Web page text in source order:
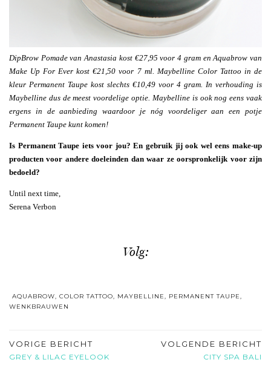
DipBrow Pomade van Anastasia kost €27,95 voor 4 gram en Aquabrow van
Make Up For Ever kost €21,50 voor 7 ml. Maybelline Color Tattoo in de
kleur Permanent Taupe kost slechts €10,49 voor 4 gram. In verhouding is
Maybelline dus de meest voordelige optie. Maybelline is ook nog eens vaak
ergens in de aanbieding waardoor je nóg voordeliger aan een potje
Permanent Taupe kunt komen!
Is Permanent Taupe iets voor jou? En gebruik jij ook wel eens make-up
producten voor andere doeleinden dan waar ze oorspronkelijk voor zijn
bedoeld?
Until next time,
Serena Verbon
Volg:
AQUABROW, COLOR TATTOO, MAYBELLINE, PERMANENT TAUPE,
WENKBRAUWEN
VORIGE BERICHT
GREY & LILAC EYELOOK
VOLGENDE BERICHT
CITY SPA BALI